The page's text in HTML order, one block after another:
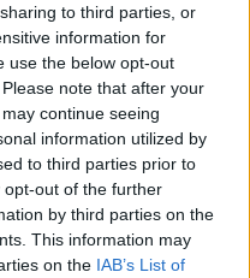
to third parties, or
information for
use the below opt-out
note that after your
continue seeing
information utilized by
to third parties prior to
out of the further
by third parties on the
This information may
on the IAB’s List of
su asfalto,